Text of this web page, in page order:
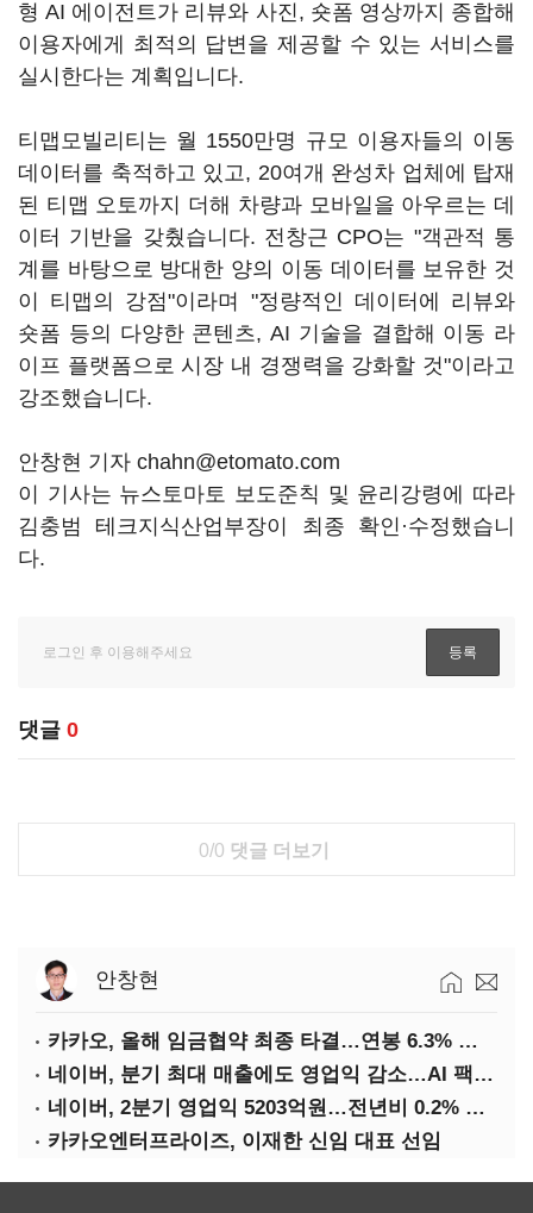
형 AI 에이전트가 리뷰와 사진, 숏폼 영상까지 종합해
이용자에게 최적의 답변을 제공할 수 있는 서비스를
실시한다는 계획입니다.
티맵모빌리티는 월 1550만명 규모 이용자들의 이동
데이터를 축적하고 있고, 20여개 완성차 업체에 탑재
된 티맵 오토까지 더해 차량과 모바일을 아우르는 데
이터 기반을 갖췄습니다. 전창근 CPO는 "객관적 통
계를 바탕으로 방대한 양의 이동 데이터를 보유한 것
이 티맵의 강점"이라며 "정량적인 데이터에 리뷰와
숏폼 등의 다양한 콘텐츠, AI 기술을 결합해 이동 라
이프 플랫폼으로 시장 내 경쟁력을 강화할 것"이라고
강조했습니다.
안창현 기자 chahn@etomato.com
이 기사는 뉴스토마토 보도준칙 및 윤리강령에 따라
김충범 테크지식산업부장이 최종 확인·수정했습니
다.
댓글 0
0/0 댓글 더보기
안창현
카카오, 올해 임금협약 최종 타결…연봉 6.3% 인상·격려금 300만원
네이버, 분기 최대 매출에도 영업익 감소…AI 팩토리 속도
네이버, 2분기 영업익 5203억원…전년비 0.2% 감소
카카오엔터프라이즈, 이재한 신임 대표 선임